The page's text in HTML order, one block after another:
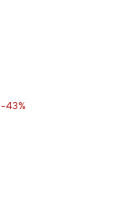
-43%